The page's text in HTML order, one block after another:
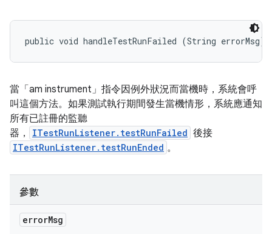
public void handleTestRunFailed (String errorMsg)
當「am instrument」指令因例外狀況而當機時，系統會呼
叫這個方法。如果測試執行期間發生當機情形，系統應通知
所有已註冊的監聽
器，
ITestRunListener.testRunFailed 後接
ITestRunListener.testRunEnded 。
參數
errorMsg